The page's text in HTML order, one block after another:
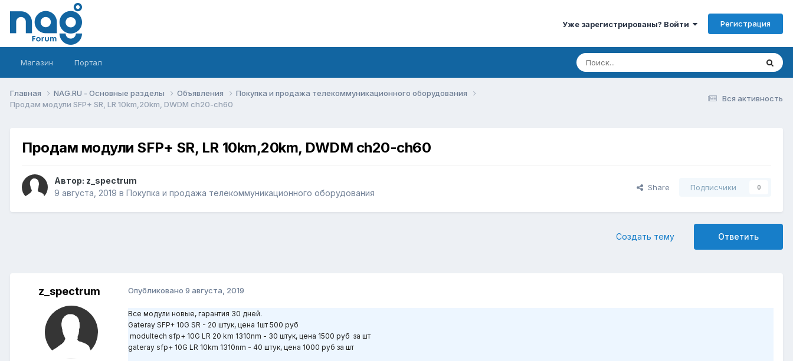
Уже зарегистрированы? Войти Регистрация
Магазин Портал
Вся активность
Главная NAG.RU - Основные разделы Объявления
Покупка и продажа телекоммуникационного оборудования
Продам модули SFP+ SR, LR 10km,20km, DWDM ch20-ch60
Продам модули SFP+ SR, LR 10km,20km, DWDM ch20-ch60
Автор: z_spectrum
9 августа, 2019 в Покупка и продажа телекоммуникационного оборудования
Share Подписчики 0
Ответить
Создать тему
z_spectrum Опубликовано 9 августа, 2019
Все модули новые, гарантия 30 дней.
Gateray SFP+ 10G SR - 20 штук, цена 1шт 500 руб
modultech sfp+ 10G LR 20 km 1310nm - 30 штук, цена 1500 руб за шт
gateray sfp+ 10G LR 10km 1310nm - 40 штук, цена 1000 руб за шт